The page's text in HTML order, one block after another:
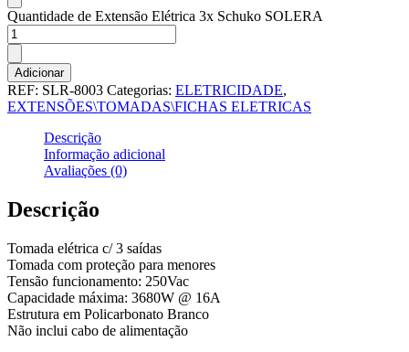
Quantidade de Extensão Elétrica 3x Schuko SOLERA
Adicionar
REF: SLR-8003 Categorias: ELETRICIDADE,
EXTENSÕES\TOMADAS\FICHAS ELETRICAS
Descrição
Informação adicional
Avaliações (0)
Descrição
Tomada elétrica c/ 3 saídas
Tomada com proteção para menores
Tensão funcionamento: 250Vac
Capacidade máxima: 3680W @ 16A
Estrutura em Policarbonato Branco
Não inclui cabo de alimentação